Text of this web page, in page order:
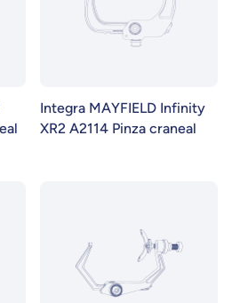
Integra MAYFIELD Infinity
XR2 A2114 Pinza craneal